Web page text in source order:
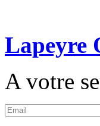
Lapeyre
A votre